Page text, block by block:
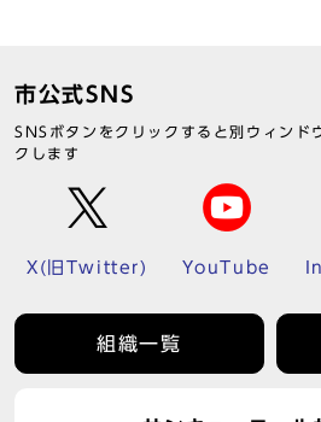
市公式SNS
SNSボタンをクリックすると別ウィンド
クします
X(旧Twitter) YouTube
組織一覧